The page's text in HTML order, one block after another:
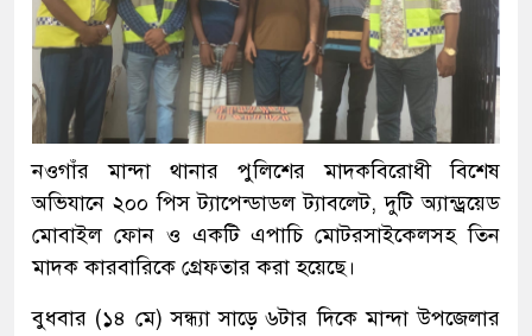
নওগাঁর মান্দা থানার পুলিশের মাদকবিরোধী বিশেষ
অভিযানে ২০০ পিস ট্যাপেন্ডাডল ট্যাবলেট, দুটি অ্যান্ড্রয়েড
মোবাইল ফোন ও একটি এপাচি মোটরসাইকেলসহ তিন
মাদক কারবারিকে গ্রেফতার করা হয়েছে।
বুধবার (১৪ মে) সন্ধ্যা সাড়ে ৬টার দিকে মান্দা উপজেলার